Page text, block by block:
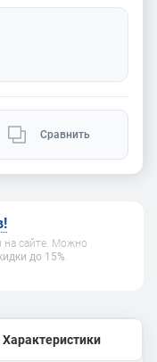
Сравнить
на сайте. Можно
до 15%.
Характеристики